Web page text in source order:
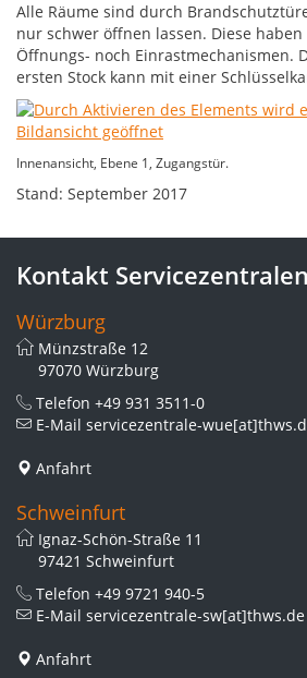
Alle Räume sind durch
nur schwer öffnen lassen. Diese
Öffnungs- noch Einrastmechanismen.
ersten Stock kann mit einer
Innenansicht, Ebene 1, Zugangstür.
Stand: September 2017
Kontakt Servicezentralen
Würzburg
Münzstraße 12
97070 Würzburg
Telefon +49 931 3511-0
E-Mail servicezentrale-
Anfahrt
Schweinfurt
Ignaz-Schön-Straße 11
97421 Schweinfurt
Telefon +49 9721 940-5
E-Mail servicezentrale-sw[at]thws.de
Anfahrt